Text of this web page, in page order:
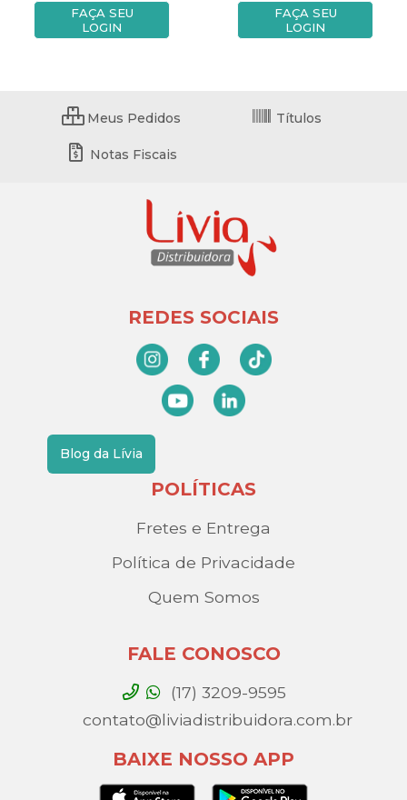
FAÇA SEU
LOGIN
FAÇA SEU
LOGIN
Meus Pedidos Títulos
Notas Fiscais
REDES SOCIAIS
Blog da Lívia
POLÍTICAS
Fretes e Entrega
Política de Privacidade
Quem Somos
FALE CONOSCO
(17) 3209-9595
contato@liviadistribuidora.com.br
BAIXE NOSSO APP